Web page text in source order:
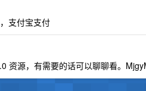
支付宝支付
资源，有需要的话可以聊聊看。